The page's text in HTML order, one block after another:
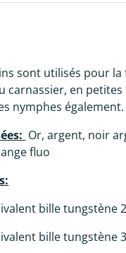
sont utilisés pour
carnassier, en
nymphes également.
Or, argent, noir
fluo
bille tungstène
bille tungstène